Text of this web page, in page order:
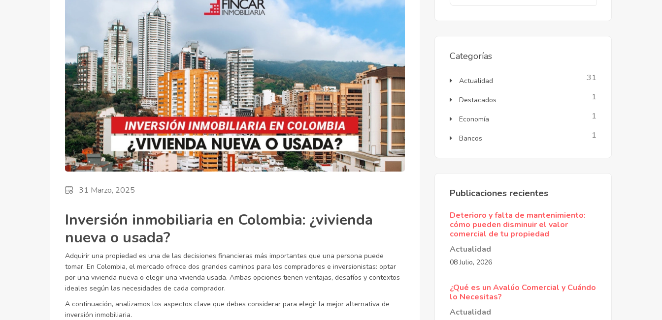
31 Marzo, 2025
Inversión inmobiliaria en Colombia: ¿vivienda
nueva o usada?
Adquirir una propiedad es una de las decisiones financieras más importantes que una persona puede
tomar. En Colombia, el mercado ofrece dos grandes caminos para los compradores e inversionistas: optar
por una vivienda nueva o elegir una vivienda usada. Ambas opciones tienen ventajas, desafíos y contextos
ideales según las necesidades de cada comprador.
A continuación, analizamos los aspectos clave que debes considerar para elegir la mejor alternativa de
inversión inmobiliaria.
Categorías
Actualidad 31
Destacados 1
Economía 1
Bancos 1
Publicaciones recientes
Deterioro y falta de mantenimiento:
cómo pueden disminuir el valor
comercial de tu propiedad
Actualidad
08 Julio, 2026
¿Qué es un Avalúo Comercial y Cuándo
lo Necesitas?
Actualidad